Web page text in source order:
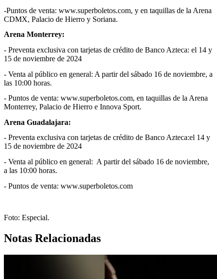
-Puntos de venta: www.superboletos.com, y en taquillas de la Arena
CDMX, Palacio de Hierro y Soriana.
Arena Monterrey:
- Preventa exclusiva con tarjetas de crédito de Banco Azteca: el 14 y
15 de noviembre de 2024
- Venta al público en general: A partir del sábado 16 de noviembre, a
las 10:00 horas.
- Puntos de venta: www.superboletos.com, en taquillas de la Arena
Monterrey, Palacio de Hierro e Innova Sport.
Arena Guadalajara:
- Preventa exclusiva con tarjetas de crédito de Banco Azteca:el 14 y
15 de noviembre de 2024
- Venta al público en general: A partir del sábado 16 de noviembre,
a las 10:00 horas.
- Puntos de venta: www.superboletos.com
Foto: Especial.
Notas Relacionadas